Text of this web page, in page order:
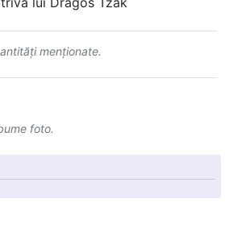
menţionate.
foto.